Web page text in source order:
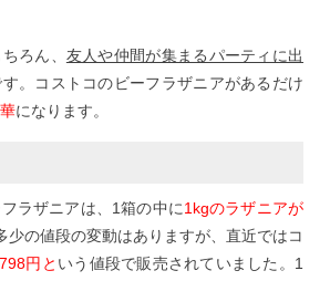
ろん、 友人や仲間が集まるパーティに出
す。コストコのビーフラザニアがあるだけ
になります。
ラザニアは、1箱の中に1kgのラザニアが
少の値段の変動はありますが、直近ではコ
円と いう値段で販売されていました。1